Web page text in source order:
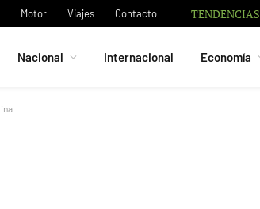
Motor Viajes Contacto TENDENCIAS
Nacional Internacional Economía